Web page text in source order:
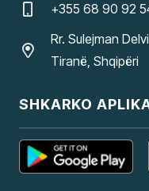
+355 68 90 92
Rr. Sulejman
Tiranë, Shqipëri
SHKARKO